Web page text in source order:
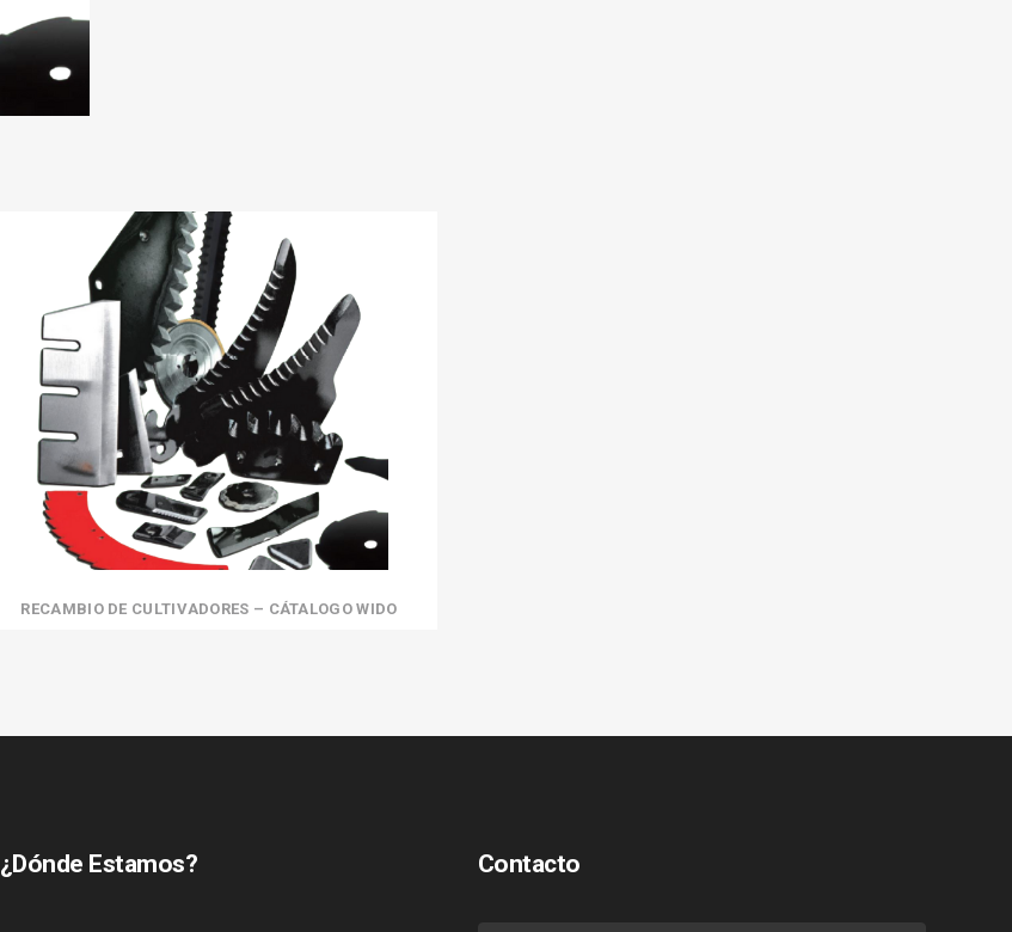
RECAMBIO DE CULTIVADORES – CÁTALOGO WIDO
¿Dónde Estamos? Contacto